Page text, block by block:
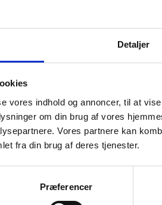
Detaljer
vores indhold og annoncer, til at
om din brug af vores
Vores partnere kan
fra din brug af deres tjenester.
Præferencer
hvor betingelserne for
angår de verserende sager om
ligeledes orientere
af dommens betydning for dansk
sig i Danmark, mens disse overvejelser